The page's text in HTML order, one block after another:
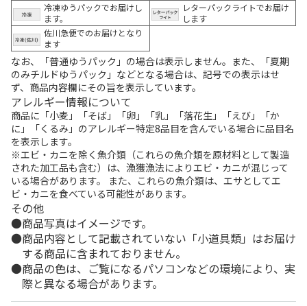
冷凍ゆうパックでお届けし
ます。
レターパックライトでお届け
します
佐川急便でのお届けとなり
ます
なお、「普通ゆうパック」の場合は表示しません。また、「夏期
のみチルドゆうパック」などとなる場合は、記号での表示はせ
ず、商品内容欄にその旨を表示しています。
アレルギー情報について
商品に「小麦」「そば」「卵」「乳」「落花生」「えび」「か
に」「くるみ」のアレルギー特定8品目を含んでいる場合に品目名
を表示します。
※エビ・カニを除く魚介類（これらの魚介類を原材料として製造
された加工品も含む）は、漁獲漁法によりエビ・カニが混じって
いる場合があります。 また、これらの魚介類は、エサとしてエ
ビ・カニを食べている可能性があります。
その他
商品写真はイメージです。
商品内容として記載されていない「小道具類」はお届け
する商品に含まれておりません。
商品の色は、ご覧になるパソコンなどの環境により、実
際と異なる場合があります。